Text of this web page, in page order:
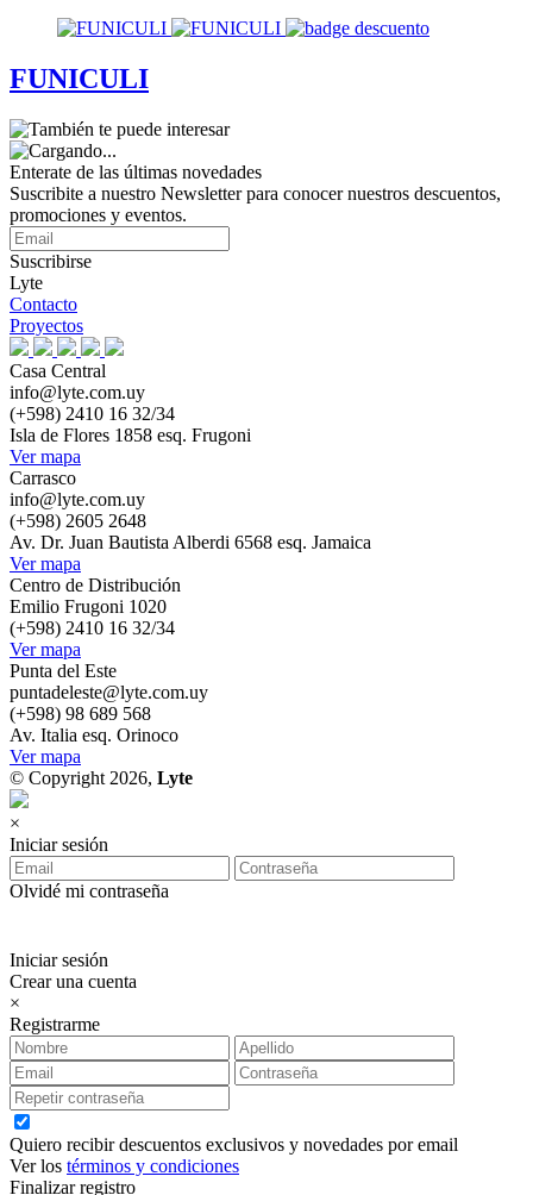
FUNICULI
Enterate de las últimas novedades
Suscribite a nuestro Newsletter para conocer nuestros descuentos,
promociones y eventos.
Suscribirse
Lyte
Contacto
Proyectos
Casa Central
info@lyte.com.uy
(+598) 2410 16 32/34
Isla de Flores 1858 esq. Frugoni
Ver mapa
Carrasco
info@lyte.com.uy
(+598) 2605 2648
Av. Dr. Juan Bautista Alberdi 6568 esq. Jamaica
Ver mapa
Centro de Distribución
Emilio Frugoni 1020
(+598) 2410 16 32/34
Ver mapa
Punta del Este
puntadeleste@lyte.com.uy
(+598) 98 689 568
Av. Italia esq. Orinoco
Ver mapa
© Copyright 2026, Lyte
×
Iniciar sesión
Olvidé mi contraseña
Iniciar sesión
Crear una cuenta
×
Registrarme
Quiero recibir descuentos exclusivos y novedades por email
Ver los términos y condiciones
Finalizar registro